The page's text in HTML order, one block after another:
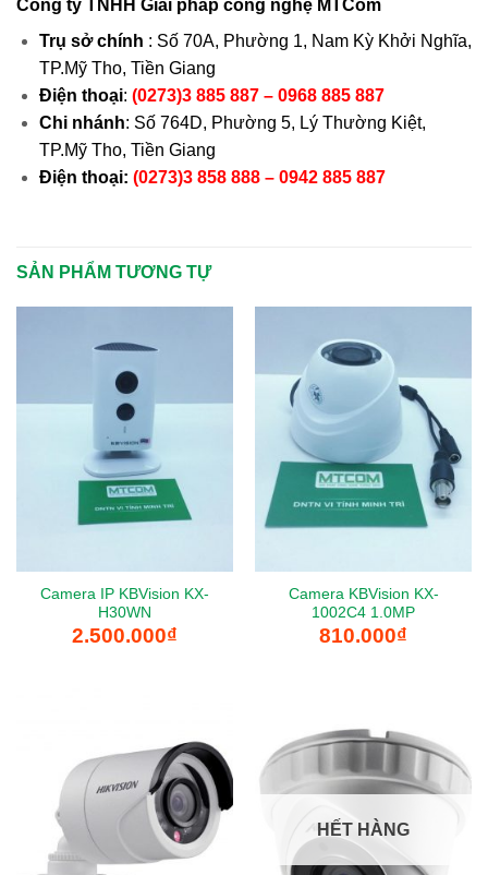
Công ty TNHH Giải pháp công nghệ MTCom
Trụ sở chính : Số 70A, Phường 1, Nam Kỳ Khởi Nghĩa,
TP.Mỹ Tho, Tiền Giang
Điện thoại: (0273)3 885 887 – 0968 885 887
Chi nhánh: Số 764D, Phường 5, Lý Thường Kiệt,
TP.Mỹ Tho, Tiền Giang
Điện thoại: (0273)3 858 888 – 0942 885 887
SẢN PHẨM TƯƠNG TỰ
Camera IP KBVision KX-
H30WN
2.500.000₫
Camera KBVision KX-
1002C4 1.0MP
810.000₫
HẾT HÀNG